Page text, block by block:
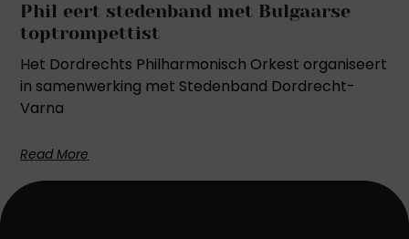
Phil eert stedenband met Bulgaarse
toptrompettist
Het Dordrechts Philharmonisch Orkest organiseert
in samenwerking met Stedenband Dordrecht-
Varna
Read More